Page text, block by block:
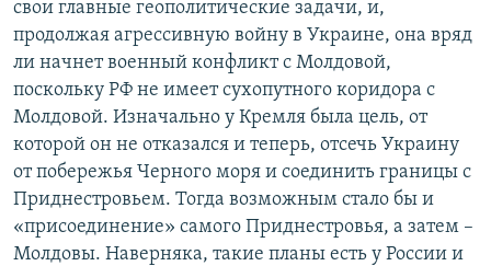
свои главные геополитические задачи, и,
продолжая агрессивную войну в Украине, она вряд
ли начнет военный конфликт с Молдовой,
поскольку РФ не имеет сухопутного коридора с
Молдовой. Изначально у Кремля была цель, от
которой он не отказался и теперь, отсечь Украину
от побережья Черного моря и соединить границы с
Приднестровьем. Тогда возможным стало бы и
«присоединение» самого Приднестровья, а затем –
Молдовы. Наверняка, такие планы есть у России и